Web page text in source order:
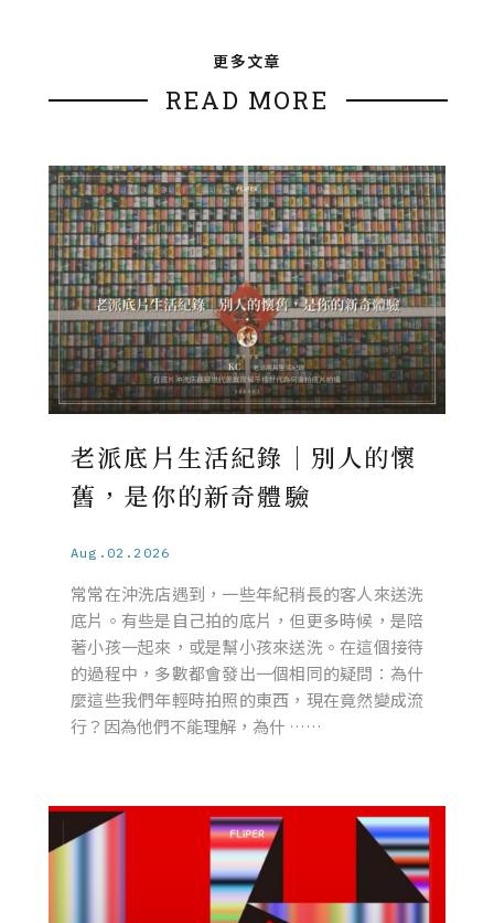
更多文章
READ MORE
老派底片生活紀錄｜別人的懷
舊，是你的新奇體驗
Aug.02.2026
常常在沖洗店遇到，一些年紀稍長的客人來送洗
底片。有些是自己拍的底片，但更多時候，是陪
著小孩一起來，或是幫小孩來送洗。在這個接待
的過程中，多數都會發出一個相同的疑問：為什
麼這些我們年輕時拍照的東西，現在竟然變成流
行？因為他們不能理解，為什 ……